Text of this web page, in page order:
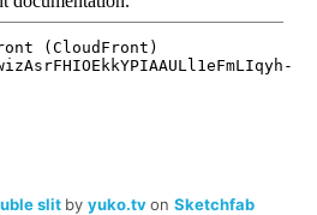
slit by yuko.tvon Sketchfab